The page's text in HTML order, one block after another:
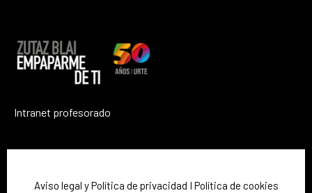
Intranet profesorado
Aviso legal y Política de privacidad I Política de cookies